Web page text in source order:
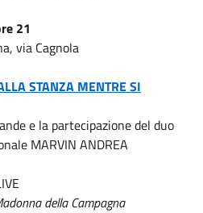
21
via Cagnola
STANZA MENTRE SI
e la partecipazione del duo
MARVIN ANDREA
della Campagna